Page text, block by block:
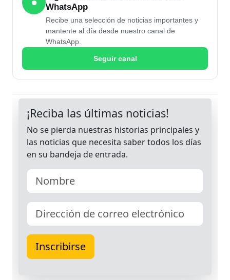
WhatsApp
Recibe una selección de noticias importantes y
mantente al día desde nuestro canal de
WhatsApp.
Seguir canal